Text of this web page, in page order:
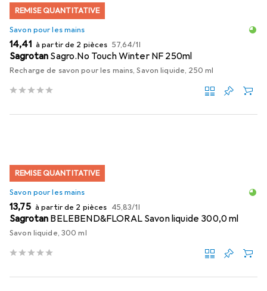
REMISE QUANTITATIVE
Savon pour les mains
EUR
14,41 à partir de 2 pièces EUR
57,64/1l
Sagrotan Sagro.No Touch Winter NF 250ml
Recharge de savon pour les mains, Savon liquide, 250 ml
REMISE QUANTITATIVE
Savon pour les mains
EUR
13,75 à partir de 2 pièces EUR
45,83/1l
Sagrotan BELEBEND&FLORAL Savon liquide 300,0 ml
Savon liquide, 300 ml